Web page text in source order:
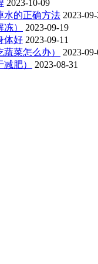
2023-10-09
水的正确方法 2023-
）
2023-09-19
体好 2023-09-11
菜怎么办）
2023-
肥）
2023-08-31